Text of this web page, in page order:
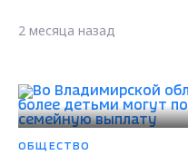
2 месяца назад
ОБЩЕСТВО